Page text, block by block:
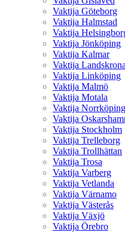
Vaktija Göteborg
Vaktija Halmstad
Vaktija
Vaktija Jönköping
Vaktija Kalmar
Vaktija Landskrona
Vaktija Linköping
Vaktija Malmö
Vaktija Motala
Vaktija Norrköping
Vaktija
Vaktija Stockholm
Vaktija Trelleborg
Vaktija Trollhättan
Vaktija Trosa
Vaktija Varberg
Vaktija Vetlanda
Vaktija Värnamo
Vaktija Västerås
Vaktija Växjö
Vaktija Örebro